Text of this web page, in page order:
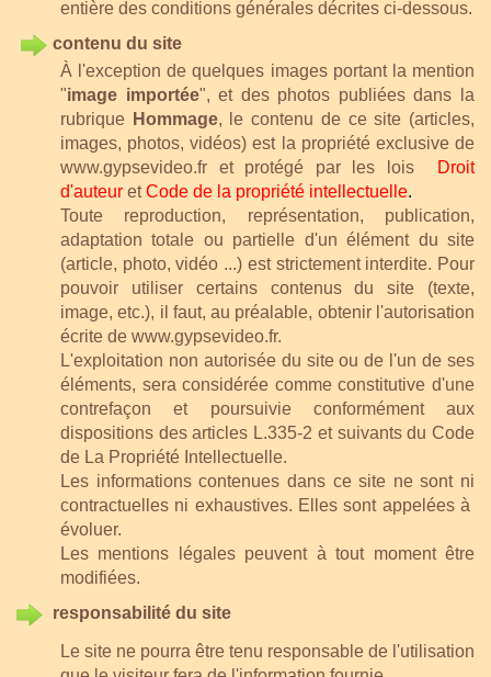
entière des conditions générales décrites ci-dessous.
contenu du site
À l'exception de quelques images portant la mention
"image importée", et des photos publiées dans la
rubrique Hommage, le contenu de ce site (articles,
images, photos, vidéos) est la propriété exclusive de
www.gypsevideo.fr et protégé par les lois
Droit
d'auteur etCode de la propriété intellectuelle.
Toute reproduction, représentation, publication,
adaptation totale ou partielle d'un élément du site
(article, photo, vidéo ...) est strictement interdite. Pour
pouvoir utiliser certains contenus du site (texte,
image, etc.), il faut, au préalable, obtenir l'autorisation
écrite de www.gypsevideo.fr.
L'exploitation non autorisée du site ou de l'un de ses
éléments, sera considérée comme constitutive d'une
contrefaçon et poursuivie conformément aux
dispositions des articles L.335-2 et suivants du Code
de La Propriété Intellectuelle.
Les informations contenues dans ce site ne sont ni
contractuelles ni exhaustives. Elles sont appelées à
évoluer.
Les mentions légales peuvent à tout moment être
modifiées.
responsabilité du site
Le site ne pourra être tenu responsable de l'utilisation